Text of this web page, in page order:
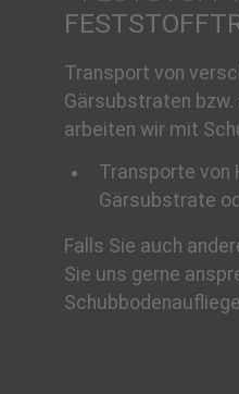
Transport von
Gärsubstraten
arbeiten wir mit
Transporte von
Gärsubstrate
Falls Sie auch
Sie uns gerne